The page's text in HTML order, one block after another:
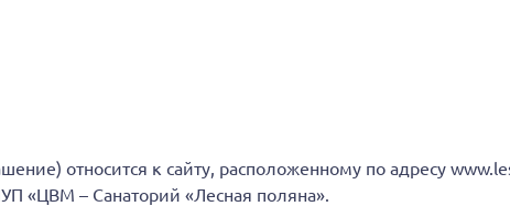
относится к сайту, расположенному по адресу
«ЦВМ – Санаторий «Лесная поляна».